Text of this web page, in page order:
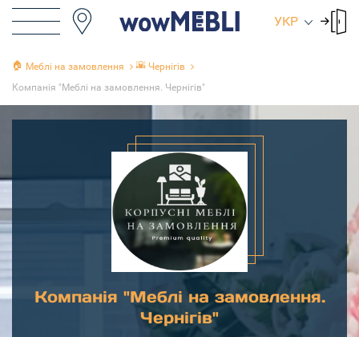
УКР
🏠 Меблі на замовлення 🌇 Чернігів
Компанія "Меблі на замовлення. Чернігів"
Компанія "Меблі на замовлення.
Чернігів"